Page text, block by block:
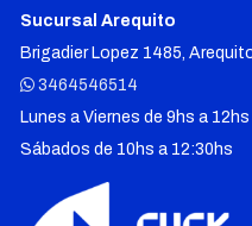
Sucursal Arequito
Brigadier Lopez 1485,
3464546514
Lunes a Viernes de 9hs a
Sábados de 10hs a 12:30hs